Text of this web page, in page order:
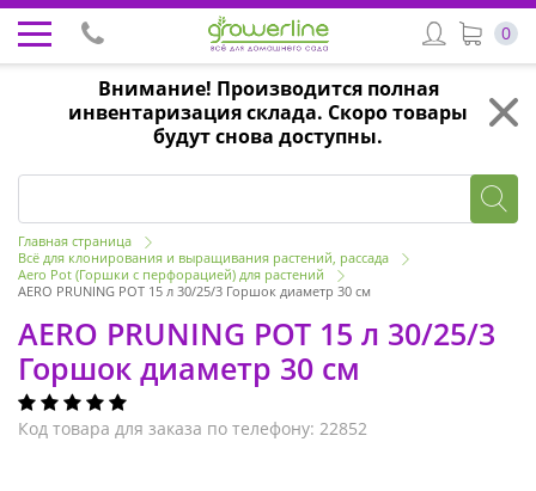
Внимание! Производится полная
инвентаризация склада. Скоро товары
будут снова доступны.
0
Главная страница
Всё для клонирования и выращивания растений, рассада
Aero Pot (Горшки с перфорацией) для растений
AERO PRUNING POT 15 л 30/25/3 Горшок диаметр 30 см
AERO PRUNING POT 15 л 30/25/3
Горшок диаметр 30 см
Код товара для заказа по телефону: 22852